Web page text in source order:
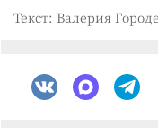
Текст: Валерия